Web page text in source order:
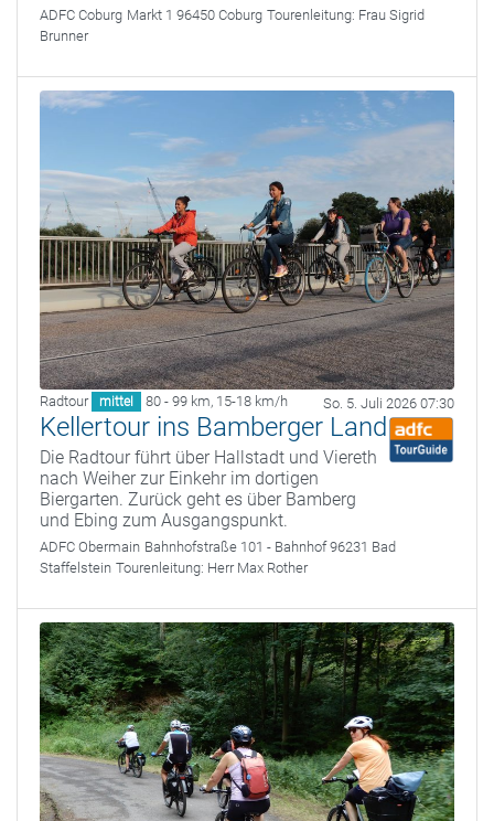
ADFC Coburg Markt 1 96450 Coburg Tourenleitung: Frau Sigrid
Brunner
Radtour mittel 80 - 99 km, 15-18 km/h So. 5. Juli 2026 07:30
Kellertour ins Bamberger Land
Die Radtour führt über Hallstadt und Viereth
nach Weiher zur Einkehr im dortigen
Biergarten. Zurück geht es über Bamberg
und Ebing zum Ausgangspunkt.
ADFC Obermain Bahnhofstraße 101 - Bahnhof 96231 Bad
Staffelstein Tourenleitung: Herr Max Rother